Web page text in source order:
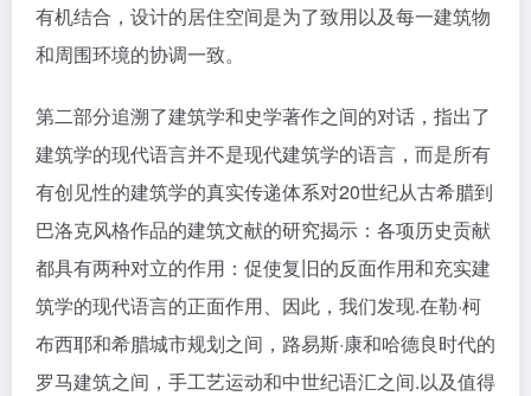
有机结合，设计的居住空间是为了致用以及每一建筑物
和周围环境的协调一致。
第二部分追溯了建筑学和史学著作之间的对话，指出了
建筑学的现代语言并不是现代建筑学的语言，而是所有
有创见性的建筑学的真实传递体系对20世纪从古希腊到
巴洛克风格作品的建筑文献的研究揭示：各项历史贡献
都具有两种对立的作用：促使复旧的反面作用和充实建
筑学的现代语言的正面作用、因此，我们发现.在勒·柯
布西耶和希腊城市规划之间，路易斯·康和哈德良时代的
罗马建筑之间，手工艺运动和中世纪语汇之间.以及值得